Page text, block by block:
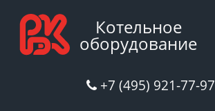
Котельное
оборудование
+7 (495) 921-77-97